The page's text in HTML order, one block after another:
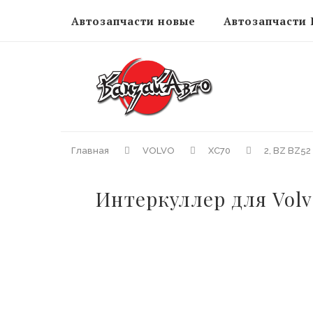
Автозапчасти новые Автозапчасти
Главная VOLVO XC70 2, BZ
Интеркуллер для